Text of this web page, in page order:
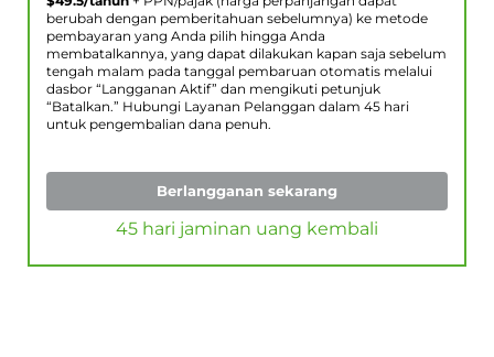
berubah dengan pemberitahuan sebelumnya) ke metode
pembayaran yang Anda pilih hingga Anda
membatalkannya, yang dapat dilakukan kapan saja sebelum
tengah malam pada tanggal pembaruan otomatis melalui
dasbor “Langganan Aktif” dan mengikuti petunjuk
“Batalkan.” Hubungi Layanan Pelanggan dalam 45 hari
untuk pengembalian dana penuh.
Berlangganan sekarang
45 hari jaminan uang kembali